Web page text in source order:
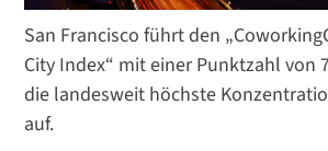
San Francisco führt den
City Index“ mit einer Punktzahl von
die landesweit höchste
auf.